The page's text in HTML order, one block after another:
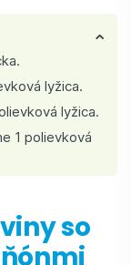
lyžica.
lyžica.
1 polievková
so